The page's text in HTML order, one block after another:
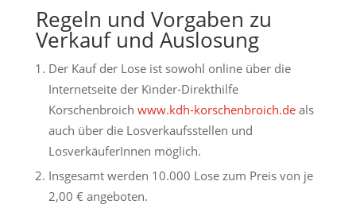
Regeln und Vorgaben zu
Verkauf und Auslosung
Der Kauf der Lose ist sowohl online über die
Internetseite der Kinder-Direkthilfe
Korschenbroich www.kdh-korschenbroich.deals
auch über die Losverkaufsstellen und
LosverkäuferInnen möglich.
Insgesamt werden 10.000 Lose zum Preis von je
2,00 € angeboten.